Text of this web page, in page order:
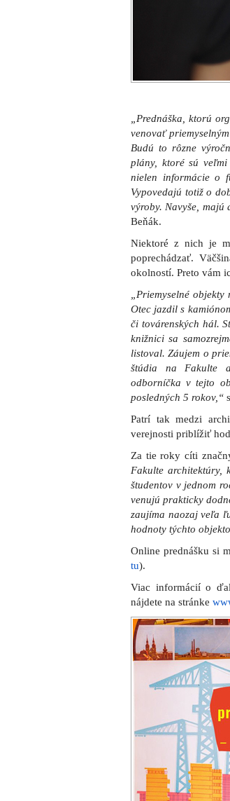
„Prednáška, ktorú
venovať
Budú to rôzne
plány, ktoré sú veľmi
nielen informácie o
Vypovedajú totiž o
výroby. Navyše, majú
Beňák.
Niektoré z nich je
poprechádzať.
okolností. Preto vám
„Priemyselné
Otec jazdil s
či továrenských hál.
knižnici sa
listoval. Záujem o
štúdia na Fakulte
odborníčka v tejto
posledných 5 rokov,“
Patrí tak medzi
verejnosti priblížiť
Za tie roky cíti
Fakulte architektúry,
študentov v jednom
venujú prakticky
zaujíma naozaj veľa
hodnoty týchto
Online prednášku si
tu).
Viac informácií o
nájdete na stránke